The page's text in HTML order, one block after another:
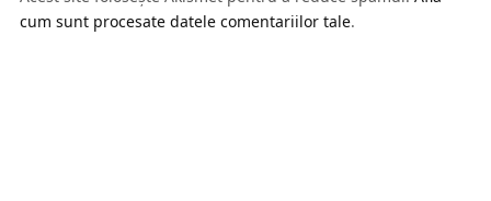
cum sunt procesate datele comentariilor tale.